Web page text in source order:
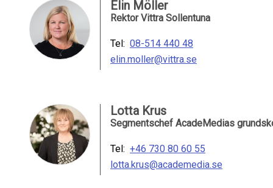
Elin Möller
Rektor Vittra Sollentuna
Tel: 08-514 440 48
elin.moller@vittra.se
Lotta Krus
Segmentschef AcadeMedias
Tel: +46 730 80 60 55
lotta.krus@academedia.se